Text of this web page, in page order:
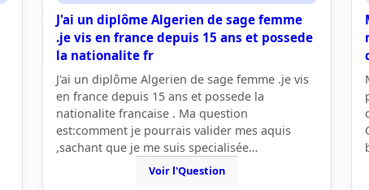
J'ai un diplôme Algerien de sage femme
.je vis en france depuis 15 ans et possede
la nationalite fr
J'ai un diplôme Algerien de sage femme .je vis
en france depuis 15 ans et possede la
nationalite francaise . Ma question
est:comment je pourrais valider mes aquis
,sachant que je me suis specialisée…
Voir l'Question